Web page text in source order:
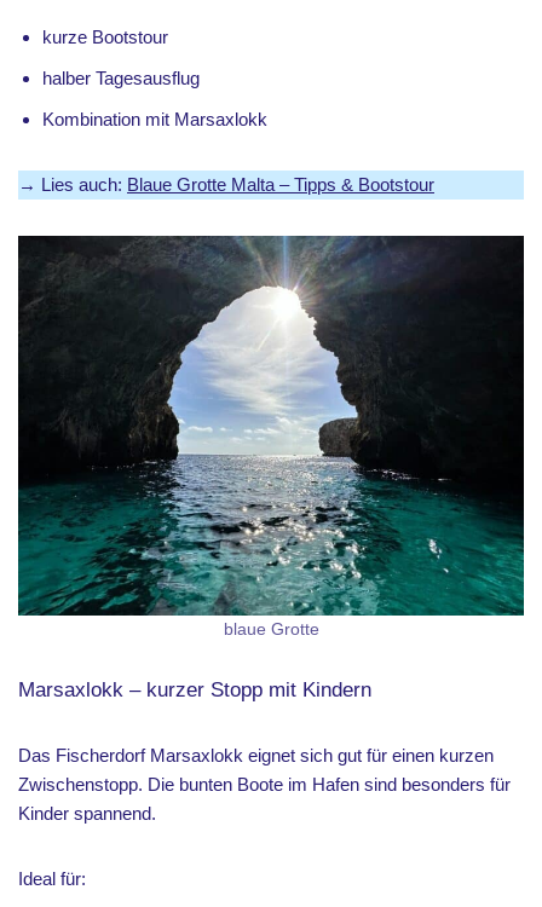
kurze Bootstour
halber Tagesausflug
Kombination mit Marsaxlokk
→ Lies auch: Blaue Grotte Malta – Tipps & Bootstour
blaue Grotte
Marsaxlokk – kurzer Stopp mit Kindern
Das Fischerdorf Marsaxlokk eignet sich gut für einen kurzen
Zwischenstopp. Die bunten Boote im Hafen sind besonders für
Kinder spannend.
Ideal für: